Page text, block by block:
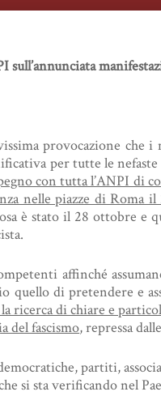
sull’annunciata
provocazione
per tutte le
con tutta l’ANPI di
nelle piazze di Roma
è stato il 28 ottobre
affinché
quello di pretendere e
ricerca di chiare e
del fascismo, repressa
partiti,
si sta verificando nel